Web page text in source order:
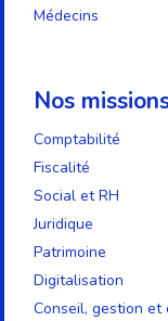
Médecins
Nos
Comptabilité
Fiscalité
Social et RH
Juridique
Patrimoine
Digitalisation
Conseil, gestion et